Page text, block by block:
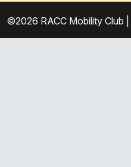
©2026 RACC Mobility Club |